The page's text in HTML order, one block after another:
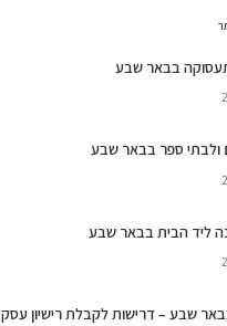
בבאר שבע
ולבתי ספר בבאר שבע
ליד הבית בבאר שבע
שבע – דרישות לקבלת רישיון עסק